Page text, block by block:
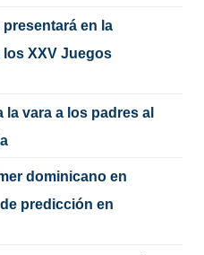
en la
XXV Juegos
la vara a los padres al
dominicano en
predicción en